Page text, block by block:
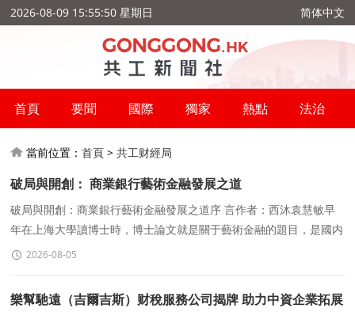
2026-08-09 15:55:51 星期日 简体中文
首頁 要聞 國際 獨家 熱點 法治
當前位置：首頁 >共工财經局
破局與開創： 商業銀行藝術金融發展之道
破局與開創：商業銀行藝術金融發展之道序 言作者：西沐袁慧敏早
年在上海大學讀博士時，博士論文就是關于藝術金融的題目，是國内
較早系統研究藝術金融的博士。畢業後，又在中國藝術産
2026-08-05
樂幫馳遠（吉爾吉斯）财稅服務公司揭牌 助力中資企業拓展